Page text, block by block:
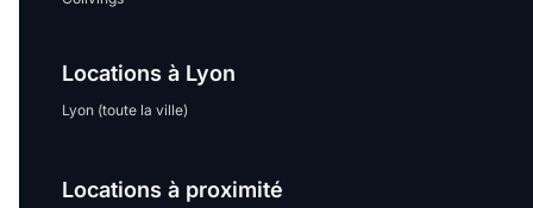
Ascenseur Gardien
Locations à Lyon
Lyon (toute la ville)
Locations à proximité